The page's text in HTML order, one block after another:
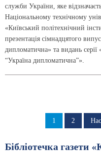
служби України, яке
Національному технічному
«Київський політехнічний
презентація сімнадцятого
дипломатична» та видань серії
“Україна дипломатична”».
Сторінка
1 Сторінка
2
Бібліотечка газети